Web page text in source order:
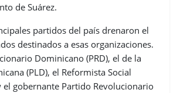
de Suárez.
partidos del país drenaron el
destinados a esas organizaciones.
Dominicano (PRD), el de la
(PLD), el Reformista Social
el gobernante Partido Revolucionario